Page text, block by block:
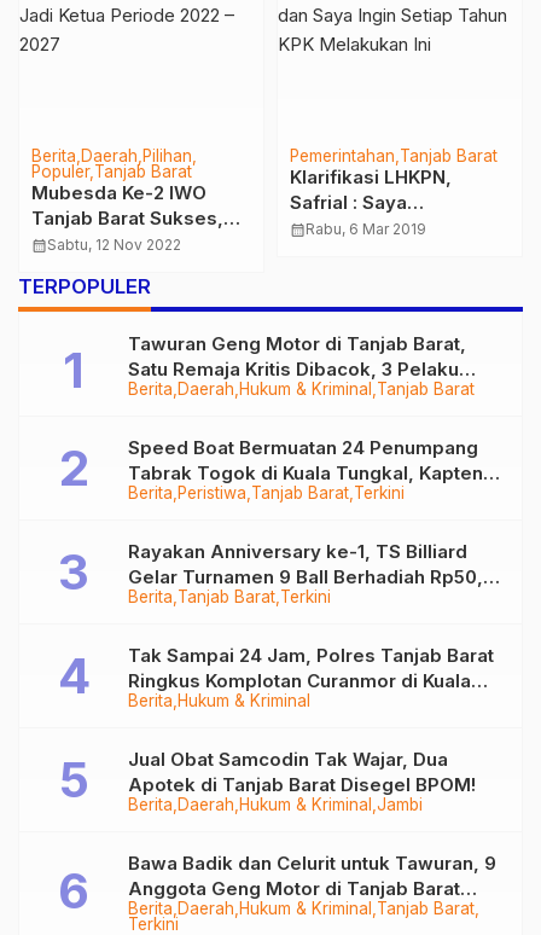
Berita Daerah Pilihan
Populer Tanjab Barat
Mubesda Ke-2 IWO
Tanjab Barat Sukses,
Eko Terpilih Jadi Ketua
calendar_monthSabtu, 12 Nov 2022
Pemerintahan Tanjab Barat
Klarifikasi LHKPN,
Safrial : Saya
Mensuport Langkah Ini
Ini
calendar_monthRabu, 6 Mar 2019
TERPOPULER
Berita Daerah Hukum & Kriminal Tanjab Barat
Tawuran Geng Motor di Tanjab Barat,
Satu Remaja Kritis Dibacok, 3 Pelaku
Ditangkap
Berita Peristiwa Tanjab Barat Terkini
Speed Boat Bermuatan 24 Penumpang
Tabrak Togok di Kuala Tungkal, Kapten
Sempat Hilang
Berita Tanjab Barat Terkini
Rayakan Anniversary ke-1, TS Billiard
Gelar Turnamen 9 Ball Berhadiah Rp50,8
Juta
Berita Hukum & Kriminal
Tak Sampai 24 Jam, Polres Tanjab Barat
Ringkus Komplotan Curanmor di Kuala
Tungkal
Berita Daerah Hukum & Kriminal Jambi
Jual Obat Samcodin Tak Wajar, Dua
Apotek di Tanjab Barat Disegel BPOM!
Berita Daerah Hukum & Kriminal Tanjab Barat
Terkini
Bawa Badik dan Celurit untuk Tawuran, 9
Anggota Geng Motor di Tanjab Barat
Diringkus